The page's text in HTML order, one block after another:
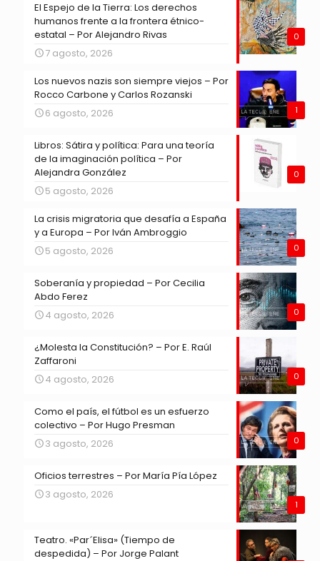
0
El Espejo de la Tierra: Los derechos
humanos frente a la frontera étnico-
estatal – Por Alejandro Rivas
7 agosto, 2026
1
Los nuevos nazis son siempre viejos – Por
Rocco Carbone y Carlos Rozanski
6 agosto, 2026
0
Libros: Sátira y política: Para una teoría
de la imaginación política – Por
Alejandra González
5 agosto, 2026
0
La crisis migratoria que desafía a España
y a Europa – Por Iván Ambroggio
5 agosto, 2026
0
Soberanía y propiedad – Por Cecilia
Abdo Ferez
4 agosto, 2026
0
¿Molesta la Constitución? – Por E. Raúl
Zaffaroni
4 agosto, 2026
0
Como el país, el fútbol es un esfuerzo
colectivo – Por Hugo Presman
3 agosto, 2026
1
Oficios terrestres – Por María Pía López
3 agosto, 2026
Teatro. «Par´Elisa» (Tiempo de
despedida) – Por Jorge Palant